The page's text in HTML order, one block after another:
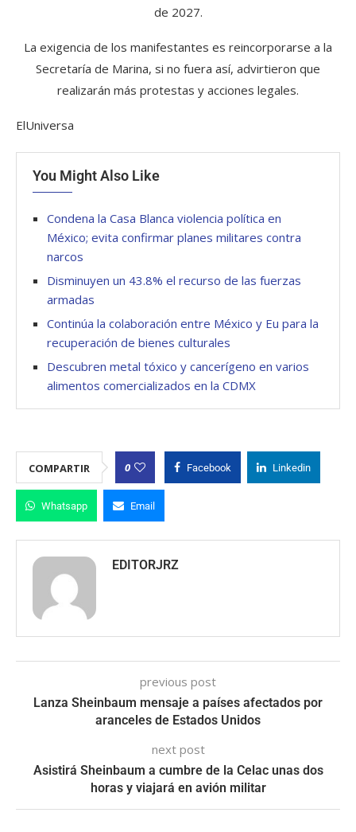
de 2027.
La exigencia de los manifestantes es reincorporarse a la
Secretaría de Marina, si no fuera así, advirtieron que
realizarán más protestas y acciones legales.
ElUniversa
You Might Also Like
Condena la Casa Blanca violencia política en
México; evita confirmar planes militares contra
narcos
Disminuyen un 43.8% el recurso de las fuerzas
armadas
Continúa la colaboración entre México y Eu para la
recuperación de bienes culturales
Descubren metal tóxico y cancerígeno en varios
alimentos comercializados en la CDMX
COMPARTIR 0 Facebook Linkedin
Whatsapp Email
EDITORJRZ
previous post
Lanza Sheinbaum mensaje a países afectados por
aranceles de Estados Unidos
next post
Asistirá Sheinbaum a cumbre de la Celac unas dos
horas y viajará en avión militar